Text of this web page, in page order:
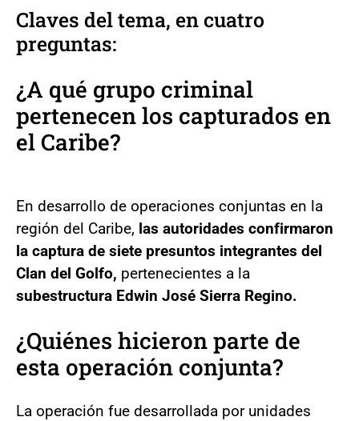
Claves del tema, en cuatro
preguntas:
¿A qué grupo criminal
pertenecen los capturados en
el Caribe?
En desarrollo de operaciones conjuntas en la
región del Caribe, las autoridades confirmaron
la captura de siete presuntos integrantes del
Clan del Golfo, pertenecientes a la
subestructura Edwin José Sierra Regino.
¿Quiénes hicieron parte de
esta operación conjunta?
La operación fue desarrollada por unidades